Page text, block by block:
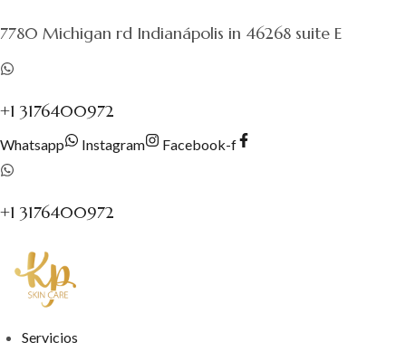
contenido
7780 Michigan rd Indianápolis in 46268 suite E
+1 3176400972
Whatsapp Instagram Facebook-f
+1 3176400972
Servicios